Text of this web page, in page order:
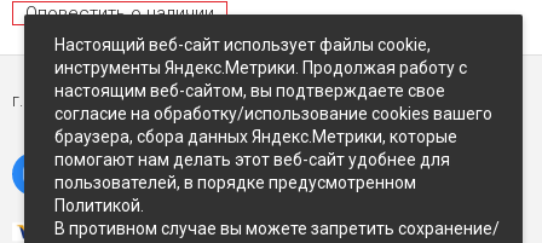
Оповестить о наличии
г. Петропавловск-Камчатский,ул Восточное-шоссе, д.5
Настоящий веб-сайт использует файлы cookie,
инструменты Яндекс.Метрики. Продолжая работу с
настоящим веб-сайтом, вы подтверждаете свое
согласие на обработку/использование cookies вашего
браузера, сбора данных Яндекс.Метрики, которые
помогают нам делать этот веб-сайт удобнее для
пользователей, в порядке предусмотренном
Политикой.
В противном случае вы можете запретить сохранение/